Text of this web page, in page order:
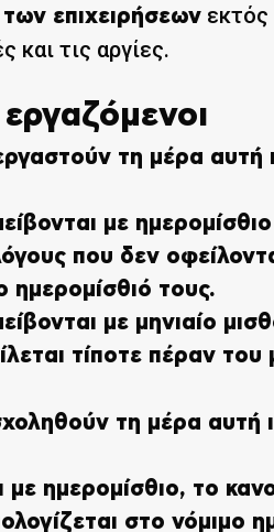
επιχειρήσεων εκτός
και τις αργίες.
τη μέρα αυτή
με
που δεν
τους.
με μηνιαίο
τίποτε πέραν του
τη μέρα αυτή
ημερομίσθιο, το
στο νόμιμο